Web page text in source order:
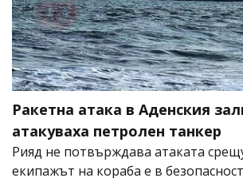
Ракетна атака в Аденския
атакуваха петролен танкер
Рияд не потвърждава атаката
екипажът на кораба е в безопасност